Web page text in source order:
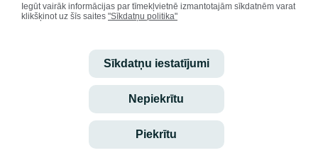
Iegūt vairāk informācijas par tīmekļvietnē izmantotajām sīkdatnēm varat
klikšķinot uz šīs saites "Sīkdatņu politika"
Sīkdatņu iestatījumi
Nepiekrītu
Piekrītu